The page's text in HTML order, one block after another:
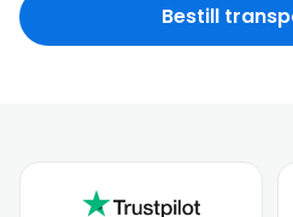
Bestill